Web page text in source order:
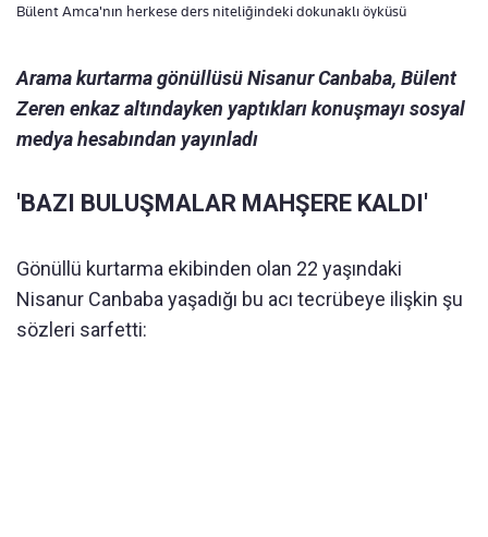
Bülent Amca'nın herkese ders niteliğindeki dokunaklı öyküsü
Arama kurtarma gönüllüsü Nisanur Canbaba, Bülent
Zeren enkaz altındayken yaptıkları konuşmayı sosyal
medya hesabından yayınladı
'BAZI BULUŞMALAR MAHŞERE KALDI'
Gönüllü kurtarma ekibinden olan 22 yaşındaki
Nisanur Canbaba yaşadığı bu acı tecrübeye ilişkin şu
sözleri sarfetti: